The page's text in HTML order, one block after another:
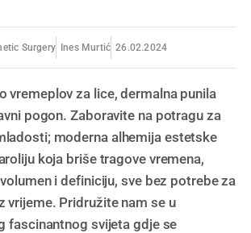
Surgery Ines Murtić 26.02.2024
vremeplov za lice, dermalna punila
pogon. Zaboravite na potragu za
moderna alhemija estetske
koja briše tragove vremena,
i definiciju, sve bez potrebe za
vrijeme. Pridružite nam se u
fascinantnog svijeta gdje se